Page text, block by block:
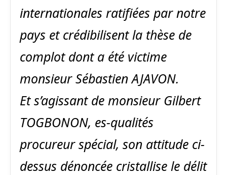
internationales ratifiées par notre
pays et crédibilisent la thèse de
complot dont a été victime
monsieur Sébastien AJAVON.
Et s’agissant de monsieur Gilbert
TOGBONON, es-qualités
procureur spécial, son attitude ci-
dessus dénoncée cristallise le délit